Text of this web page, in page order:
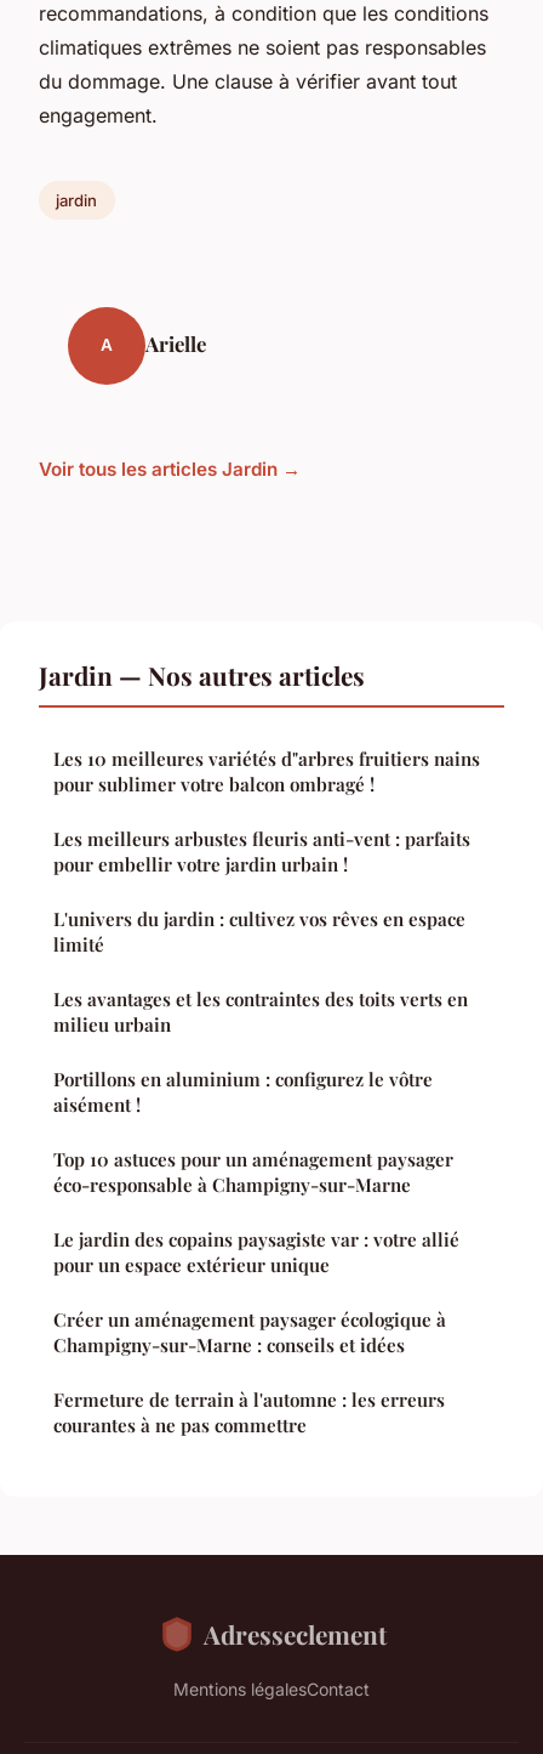
recommandations, à condition que les conditions
climatiques extrêmes ne soient pas responsables
du dommage. Une clause à vérifier avant tout
engagement.
jardin
A Arielle
Voir tous les articles Jardin →
Jardin — Nos autres articles
Les 10 meilleures variétés d"arbres fruitiers nains
pour sublimer votre balcon ombragé !
Les meilleurs arbustes fleuris anti-vent : parfaits
pour embellir votre jardin urbain !
L'univers du jardin : cultivez vos rêves en espace
limité
Les avantages et les contraintes des toits verts en
milieu urbain
Portillons en aluminium : configurez le vôtre
aisément !
Top 10 astuces pour un aménagement paysager
éco-responsable à Champigny-sur-Marne
Le jardin des copains paysagiste var : votre allié
pour un espace extérieur unique
Créer un aménagement paysager écologique à
Champigny-sur-Marne : conseils et idées
Fermeture de terrain à l'automne : les erreurs
courantes à ne pas commettre
Adresseclement
Mentions légalesContact